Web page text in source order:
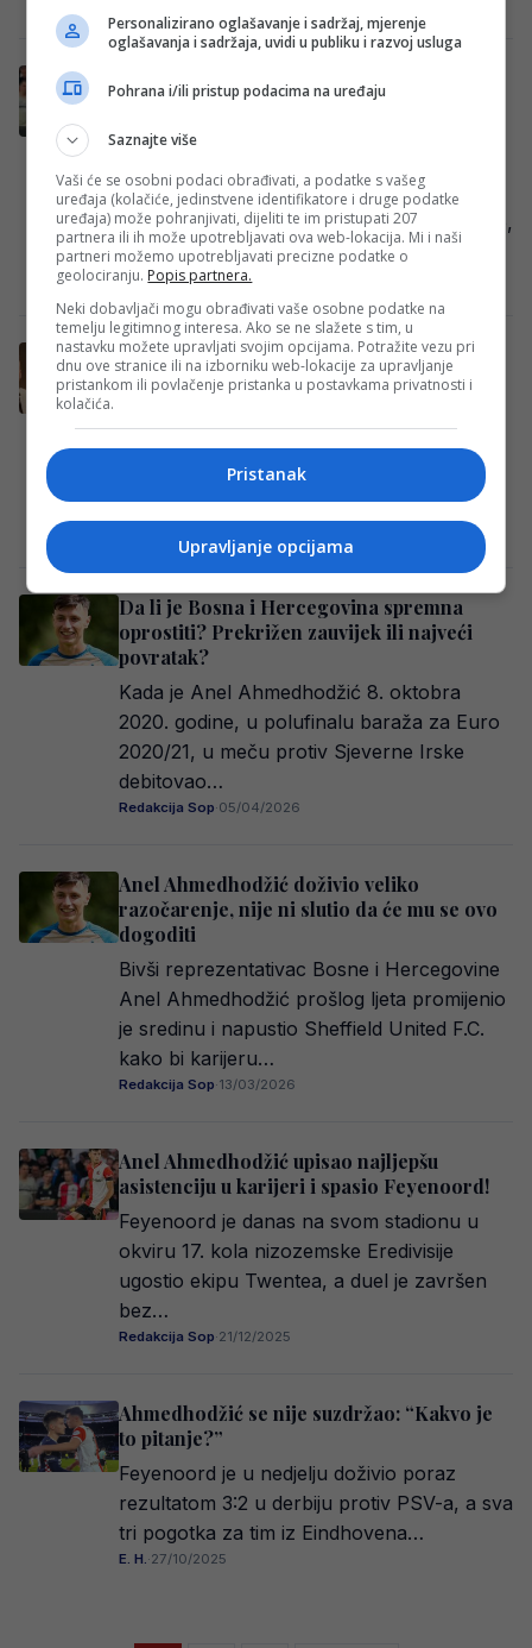
Anel Ahmedhodžić se našao u ozbiljnom
problemu!
reprezentaciju Bosne i Hercegovine
ponovo je posljednjih dana u centru pažnje,
ponajviše na forumima i…
Redakcija Sop·24/04/2026
Mirsad Ahmedhodžić se pomirio sa sinom
Anelom i snahom Marijanom
fokusu javnosti konačno je dobila smiren
epilog. Anel Ahmedhodžić i njegov otac
Mirsad…
Da li je Bosna i Hercegovina spremna
oprostiti? Prekrižen zauvijek ili najveći
povratak?
Kada je Anel Ahmedhodžić 8. oktobra
2020. godine, u polufinalu baraža za Euro
2020/21, u meču protiv Sjeverne Irske
debitovao…
Redakcija Sop·05/04/2026
Anel Ahmedhodžić doživio veliko
razočarenje, nije ni slutio da će mu se ovo
dogoditi
Bivši reprezentativac Bosne i Hercegovine
Anel Ahmedhodžić prošlog ljeta promijenio
je sredinu i napustio Sheffield United F.C.
kako bi karijeru…
Redakcija Sop·13/03/2026
Anel Ahmedhodžić upisao najljepšu
asistenciju u karijeri i spasio Feyenoord!
Feyenoord je danas na svom stadionu u
okviru 17. kola nizozemske Eredivisije
ugostio ekipu Twentea, a duel je završen
bez…
Redakcija Sop·21/12/2025
Ahmedhodžić se nije suzdržao: “Kakvo je
to pitanje?”
Feyenoord je u nedjelju doživio poraz
rezultatom 3:2 u derbiju protiv PSV-a, a sva
tri pogotka za tim iz Eindhovena…
E. H.·27/10/2025
Personalizirano oglašavanje i sadržaj, mjerenje
oglašavanja i sadržaja, uvidi u publiku i razvoj usluga
Pohrana i/ili pristup podacima na uređaju
Saznajte više
Vaši će se osobni podaci obrađivati, a podatke s vašeg
uređaja (kolačiće, jedinstvene identifikatore i druge podatke
uređaja) može pohranjivati, dijeliti te im pristupati 207
partnera ili ih može upotrebljavati ova web-lokacija. Mi i naši
partneri možemo upotrebljavati precizne podatke o
geolociranju. Popis partnera.
Neki dobavljači mogu obrađivati vaše osobne podatke na
temelju legitimnog interesa. Ako se ne slažete s tim, u
nastavku možete upravljati svojim opcijama. Potražite vezu pri
dnu ove stranice ili na izborniku web-lokacije za upravljanje
pristankom ili povlačenje pristanka u postavkama privatnosti i
kolačića.
Pristanak
Upravljanje opcijama